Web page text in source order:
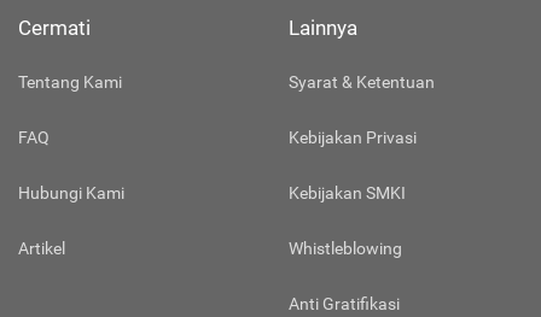
Cermati
Tentang Kami
FAQ
Hubungi Kami
Artikel
Lainnya
Syarat & Ketentuan
Kebijakan Privasi
Kebijakan SMKI
Whistleblowing
Anti Gratifikasi